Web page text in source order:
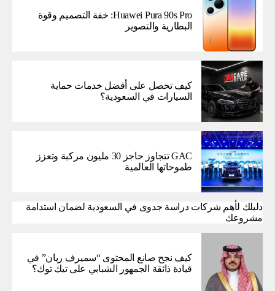
Huawei Pura 90s Pro: خفة التصميم وقوة
البطارية والتصوير
كيف تحصل على أفضل خدمات حماية
السيارات في السعودية؟
GAC تتجاوز حاجز 30 مليون مركبة وتعزز
طموحاتها العالمية
دليلك لأهم شركات دراسة جدوى في السعودية لضمان استدامة
مشروعك
كيف نجح صانع المحتوى “سميرف ريان” في
قيادة ذائقة الجمهور الشبابي على تيك توك؟